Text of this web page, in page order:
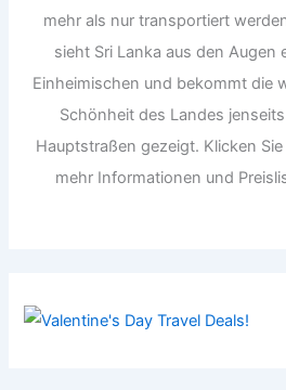
mehr als nur transportiert
sieht Sri Lanka aus den Augen
Einheimischen und bekommt die
Schönheit des Landes
Hauptstraßen gezeigt. Klicken
mehr Informationen und